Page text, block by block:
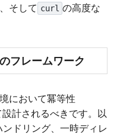
そして curl の高度な
フレームワーク
において冪等性
設計されるべきです。以
ンドリング、一時ディレ